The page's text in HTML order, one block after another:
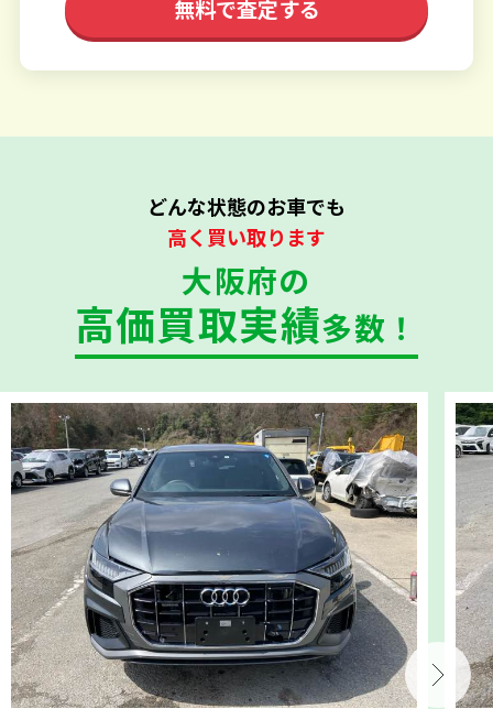
無料で査定する
どんな状態のお車でも
高く買い取ります
大阪府の
高価買取実績多数！